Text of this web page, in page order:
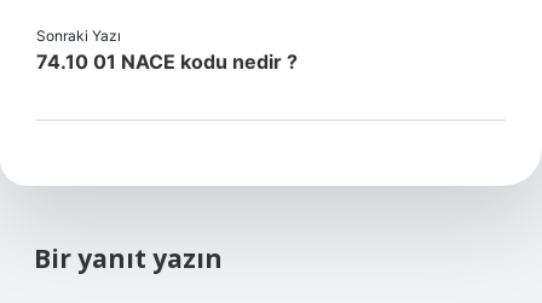
Sonraki Yazı
74.10 01 NACE kodu nedir ?
Bir yanıt yazın